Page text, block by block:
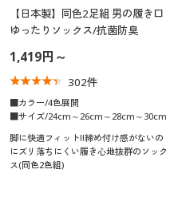
【日本製】同色2足組 男の履き口
ゆったりソックス/抗菌防臭
1,419円～
302件
■カラー/4色展開
■サイズ/24cm～26cm～28cm～30cm
脚に快適フィット!!締め付け感がないの
にズリ落ちにくい履き心地抜群のソック
ス(同色2色組)